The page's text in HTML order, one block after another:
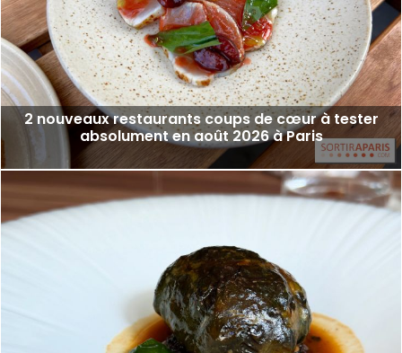
2 nouveaux restaurants coups de cœur à tester
absolument en août 2026 à Paris